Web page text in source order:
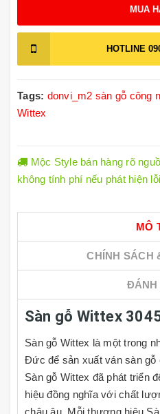
MUA
HOTLINE
Tags: donvi_m2 sàn gỗ công
Wittex
Mộc Style bán hàng rõ
không tính phí nếu phát hiện
MÔ
CHÍNH SÁCH
ĐÁNH
Sàn gỗ Wittex
Sàn gỗ Wittex là một trong
Đức để sản xuất ván sàn gỗ
Sàn gỗ Wittex đã phát triển
hiệu đồng nghĩa với chất
châu âu. Mỗi thương hiệu